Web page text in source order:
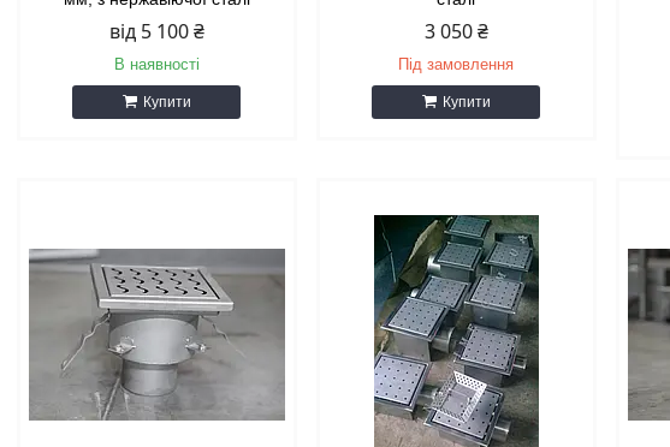
від 5 100 ₴
В наявності
Купити
3 050 ₴
Під замовлення
Купити